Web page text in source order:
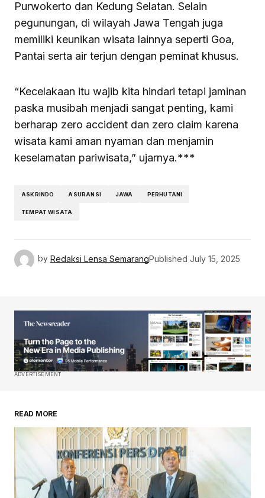
Purwokerto dan Kedung Selatan. Selain
pegunungan, di wilayah Jawa Tengah juga
memiliki keunikan wisata lainnya seperti Goa,
Pantai serta air terjun dengan peminat khusus.
“Kecelakaan itu wajib kita hindari tetapi jaminan
paska musibah menjadi sangat penting, kami
berharap zero accident dan zero claim karena
wisata kami aman nyaman dan menjamin
keselamatan pariwisata,” ujarnya.***
ASKRINDO ASURANSI JAWA PERHUTANI
TEMPAT WISATA
by Redaksi Lensa SemarangPublished July 15, 2025
ADVERTISEMENT
READ MORE